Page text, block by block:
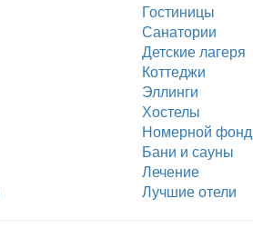
Гостиницы
Санатории
Детские лагеря
Коттеджи
Эллинги
Хостелы
Номерной фонд
Бани и сауны
Лечение
Лучшие отели